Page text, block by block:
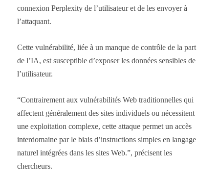
connexion Perplexity de l’utilisateur et de les envoyer à
l’attaquant.
Cette vulnérabilité, liée à un manque de contrôle de la part
de l’IA, est susceptible d’exposer les données sensibles de
l’utilisateur.
“Contrairement aux vulnérabilités Web traditionnelles qui
affectent généralement des sites individuels ou nécessitent
une exploitation complexe, cette attaque permet un accès
interdomaine par le biais d’instructions simples en langage
naturel intégrées dans les sites Web.”, précisent les
chercheurs.